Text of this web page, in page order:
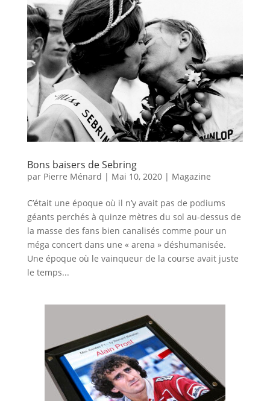
Bons baisers de Sebring
par Pierre Ménard | Mai 10, 2020| Magazine
C’était une époque où il n’y avait pas de podiums
géants perchés à quinze mètres du sol au-dessus de
la masse des fans bien canalisés comme pour un
méga concert dans une « arena » déshumanisée.
Une époque où le vainqueur de la course avait juste
le temps...